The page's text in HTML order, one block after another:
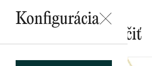
Konfigurácia
Mohlo by sa vám páčiť